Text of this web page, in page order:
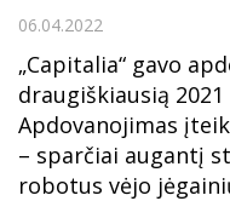
06.04.2022
„Capitalia“ gavo
draugiškiausią
Apdovanojimas
– sparčiai augantį
robotus vėjo